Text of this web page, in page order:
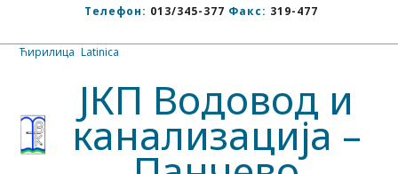
Телефон: 013/345-377 Факс: 319-477
Ћирилица Latinica
ЈКП Водовод и
канализација –